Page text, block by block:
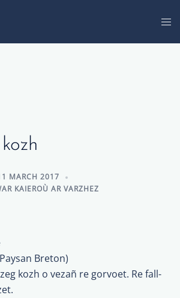
MARCH 2017
KAIEROÙ AR VARZHEZ
Breton)
kozh o vezañ re gorvoet. Re fall-